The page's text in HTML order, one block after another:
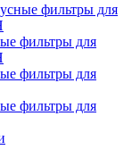
фильтры для
фильтры для
фильтры для
фильтры для